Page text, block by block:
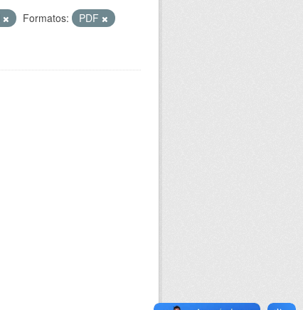
Formatos:
PDF